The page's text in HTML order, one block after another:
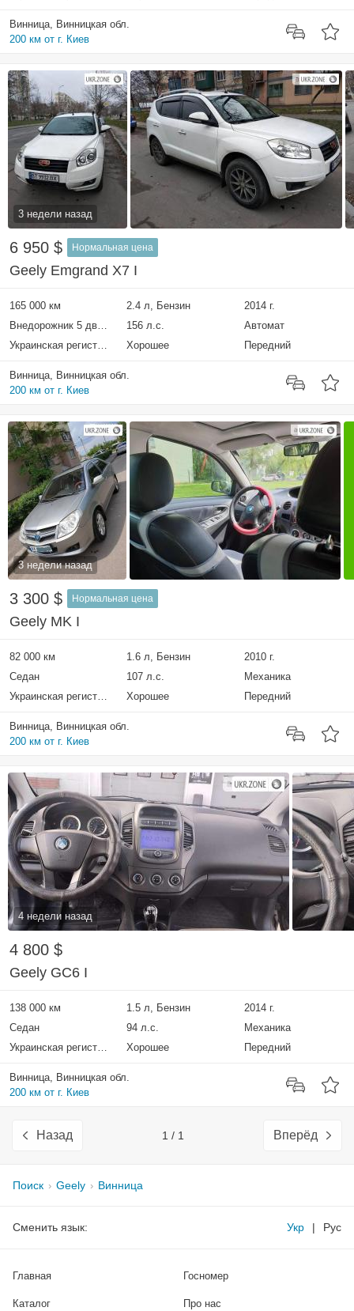
Винница, Винницкая обл.
200 км от г. Киев
3 недели назад
6 950 $ Нормальная цена
Geely Emgrand X7 I
165 000 км 2.4 л, Бензин
2014 г.
Внедорожник 5 дверей
156 л.с.
Автомат
Украинская регистрация
Хорошее Передний
Винница, Винницкая обл.
200 км от г. Киев
3 недели назад
3 300 $ Нормальная цена
Geely MK I
82 000 км 1.6 л, Бензин
2010 г.
Седан
107 л.с.
Механика
Украинская регистрация
Хорошее Передний
Винница, Винницкая обл.
200 км от г. Киев
4 недели назад
4 800 $
Geely GC6 I
138 000 км 1.5 л, Бензин
2014 г.
Седан
94 л.с.
Механика
Украинская регистрация
Хорошее Передний
Винница, Винницкая обл.
200 км от г. Киев
Назад 1 / 1 Вперёд
Поиск Geely Винница
Сменить язык: Укр | Рус
Главная
Каталог
Госномер
Про нас